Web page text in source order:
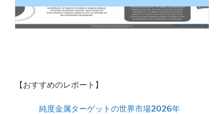
【おすすめのレポート】
純度金属ターゲットの世界市場2026年